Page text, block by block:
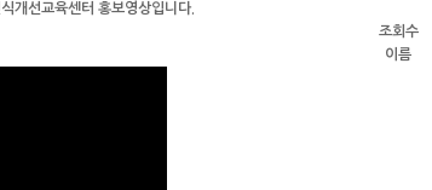
개선교육센터 홍보영상입니다.
조회수
이름